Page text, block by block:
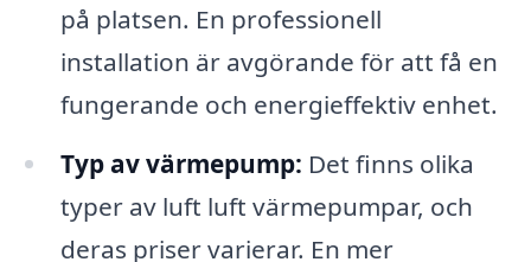
på platsen. En professionell
installation är avgörande för att få en
fungerande och energieffektiv enhet.
Typ av värmepump: Det finns olika
typer av luft luft värmepumpar, och
deras priser varierar. En mer